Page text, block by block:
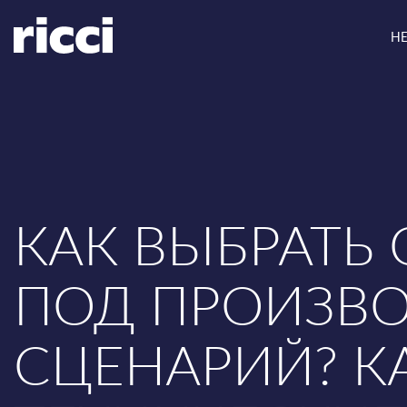
КАК ВЫБРАТЬ
ПОД
СЦЕНАРИЙ?